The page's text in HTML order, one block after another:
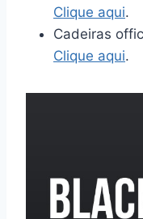
Clique aqui.
Cadeiras
Clique aqui.